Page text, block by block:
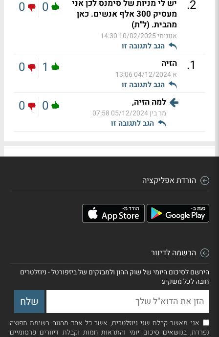
2
.
יש לי מניות של סימנס לכן אני
מעסיק 300 אלף אנשים. כאן
מהבית. (ל"ת)
אנונימי10/02/2025 14:30
הגב לתגובה זו
0
0
1
. הזיה
א04/12/2024 13:06
הגב לתגובה זו
1
0
למה הזיה,
מר בין05/12/2024 07:58
הגב לתגובה זו
0
0
הורדת אפליקציה
הרשמה לדיוור
הירשם לסיכום היומי של שוק ההון ולמבזקים של ביזפורטל - ניוזלטרים
חובה לכל משקיע
אני מאשר קבלת שני ניוזלטרים, אשר כל אחד מהווה רשימת תפוצה
נפרדת, בנושאים סיכום יומי והתראות חמות וקבלת דיוורים פרסומיים